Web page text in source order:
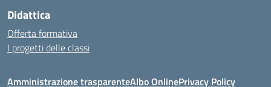
Didattica
Offerta formativa
I progetti delle classi
Amministrazione trasparenteAlbo OnlinePrivacy Policy